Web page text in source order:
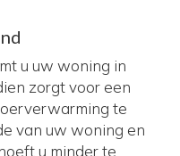
u uw woning in
zorgt voor een
te
van uw woning en
u minder te